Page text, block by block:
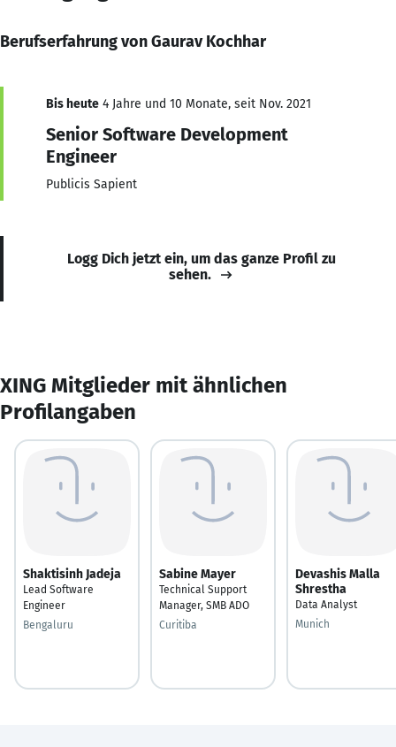
Berufserfahrung von Gaurav Kochhar
Bis heute 4 Jahre und 10 Monate, seit Nov. 2021
Senior Software Development
Engineer
Publicis Sapient
Logg Dich jetzt ein, um das ganze Profil zu
sehen.
XING Mitglieder mit ähnlichen
Profilangaben
Shaktisinh Jadeja
Lead Software
Engineer
Bengaluru
Sabine Mayer
Technical Support
Manager, SMB ADO
Curitiba
Devashis Malla
Shrestha
Data Analyst
Munich